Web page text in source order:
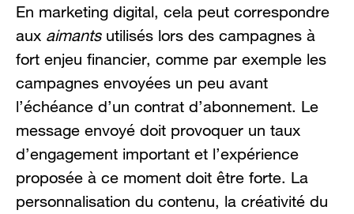
En marketing digital, cela peut correspondre
aux aimantsutilisés lors des campagnes à
fort enjeu financier, comme par exemple les
campagnes envoyées un peu avant
l’échéance d’un contrat d’abonnement. Le
message envoyé doit provoquer un taux
d’engagement important et l’expérience
proposée à ce moment doit être forte. La
personnalisation du contenu, la créativité du